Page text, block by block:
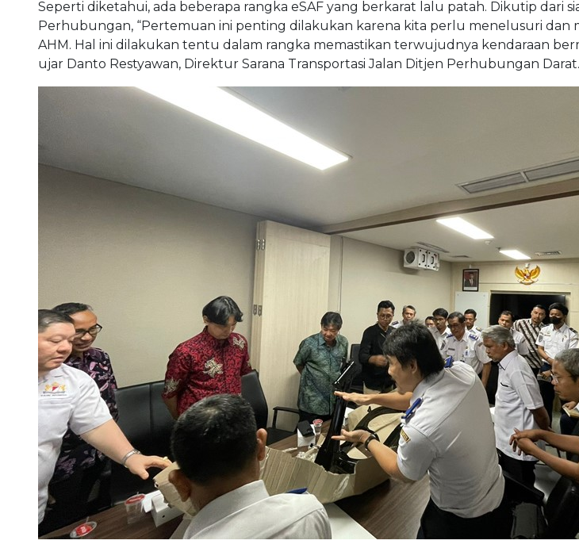
Seperti diketahui, ada beberapa rangka eSAF yang berkarat lalu patah. Dikutip dari
Perhubungan, “Pertemuan ini penting dilakukan karena kita perlu menelusuri dan
AHM. Hal ini dilakukan tentu dalam rangka memastikan terwujudnya kendaraan
ujar Danto Restyawan, Direktur Sarana Transportasi Jalan Ditjen Perhubungan Darat.